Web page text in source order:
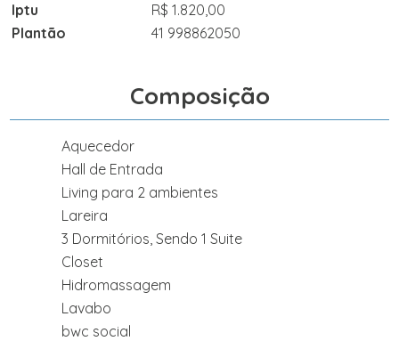
Iptu
R$ 1.820,00
Plantão
41 998862050
Composição
Aquecedor
Hall de Entrada
Living para 2 ambientes
Lareira
3 Dormitórios, Sendo 1 Suite
Closet
Hidromassagem
Lavabo
bwc social